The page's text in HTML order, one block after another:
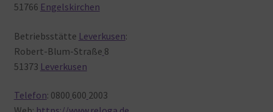
51766 Engelskirchen
Betriebsstätte Leverkusen:
Robert-Blum-Straße 8
51373 Leverkusen
Telefon: 0800 600 2003